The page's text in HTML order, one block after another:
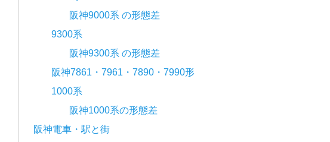
阪神9000系 の形態差
9300系
阪神9300系 の形態差
阪神7861・7961・7890・7990形
1000系
阪神1000系の形態差
阪神電車・駅と街